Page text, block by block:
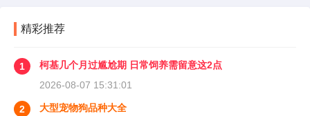
精彩推荐
1
柯基几个月过尴尬期 日常饲养需留意这2点
2026-08-07 15:31:01
2
大型宠物狗品种大全